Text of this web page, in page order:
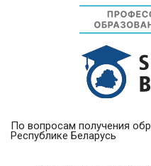
По вопросам получения
Республике Беларусь